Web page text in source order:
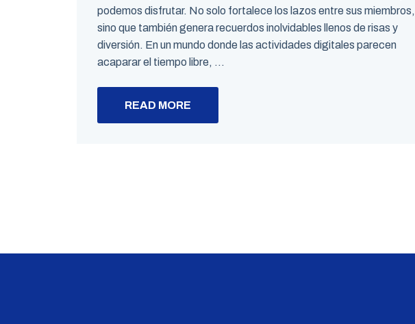
podemos disfrutar. No solo fortalece los lazos entre sus miembros,
sino que también genera recuerdos inolvidables llenos de risas y
diversión. En un mundo donde las actividades digitales parecen
acaparar el tiempo libre, ...
READ MORE